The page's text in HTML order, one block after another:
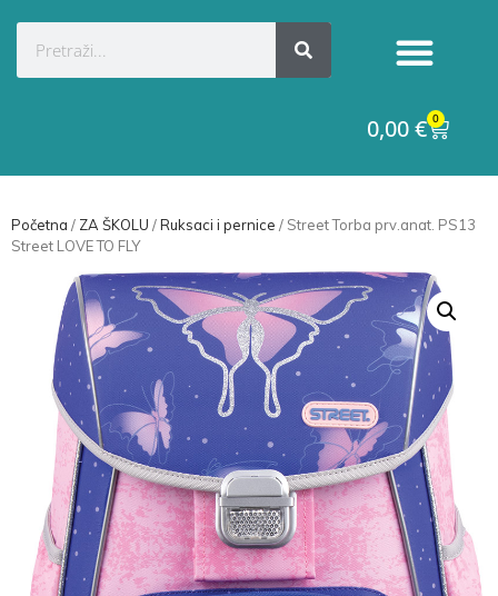
0,00€ 0
Početna / ZA ŠKOLU /Ruksaci i pernice / Street Torba prv.anat. PS13
Street LOVE TO FLY